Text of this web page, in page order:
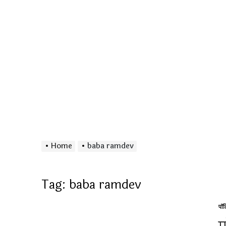
Home baba ramdev
Tag: baba ramdev